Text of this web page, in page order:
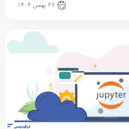
۲۶ بهمن ۱۴۰۴